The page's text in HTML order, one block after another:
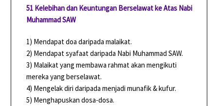
51 Kelebihan dan Keuntungan Berselawat ke Atas Nabi
Muhammad SAW
1) Mendapat doa daripada malaikat.
2) Mendapat syafaat daripada Nabi Muhammad SAW.
3) Malaikat yang membawa rahmat akan mengikuti
mereka yang berselawat.
4) Mengelak diri daripada menjadi munafik & kufur.
5) Menghapuskan dosa-dosa.